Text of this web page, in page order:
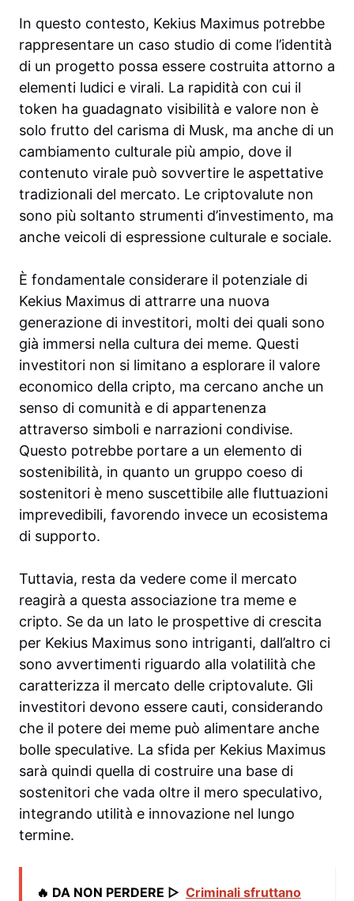
In questo contesto, Kekius Maximus potrebbe
rappresentare un caso studio di come l’identità
di un progetto possa essere costruita attorno a
elementi ludici e virali. La rapidità con cui il
token ha guadagnato visibilità e valore non è
solo frutto del carisma di Musk, ma anche di un
cambiamento culturale più ampio, dove il
contenuto virale può sovvertire le aspettative
tradizionali del mercato. Le criptovalute non
sono più soltanto strumenti d’investimento, ma
anche veicoli di espressione culturale e sociale.
È fondamentale considerare il potenziale di
Kekius Maximus di attrarre una nuova
generazione di investitori, molti dei quali sono
già immersi nella cultura dei meme. Questi
investitori non si limitano a esplorare il valore
economico della cripto, ma cercano anche un
senso di comunità e di appartenenza
attraverso simboli e narrazioni condivise.
Questo potrebbe portare a un elemento di
sostenibilità, in quanto un gruppo coeso di
sostenitori è meno suscettibile alle fluttuazioni
imprevedibili, favorendo invece un ecosistema
di supporto.
Tuttavia, resta da vedere come il mercato
reagirà a questa associazione tra meme e
cripto. Se da un lato le prospettive di crescita
per Kekius Maximus sono intriganti, dall’altro ci
sono avvertimenti riguardo alla volatilità che
caratterizza il mercato delle criptovalute. Gli
investitori devono essere cauti, considerando
che il potere dei meme può alimentare anche
bolle speculative. La sfida per Kekius Maximus
sarà quindi quella di costruire una base di
sostenitori che vada oltre il mero speculativo,
integrando utilità e innovazione nel lungo
termine.
🔥 DA NON PERDERE ▷ Criminali sfruttano